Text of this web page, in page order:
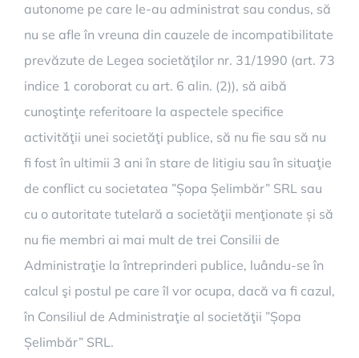
autonome pe care le-au administrat sau condus, să
nu se afle în vreuna din cauzele de incompatibilitate
prevăzute de Legea societăţilor nr. 31/1990 (art. 73
indice 1 coroborat cu art. 6 alin. (2)), să aibă
cunoştinţe referitoare la aspectele specifice
activităţii unei societăţi publice, să nu fie sau să nu
fi fost în ultimii 3 ani în stare de litigiu sau în situaţie
de conflict cu societatea ”Șopa Șelimbăr” SRL sau
cu o autoritate tutelară a societăţii menţionate și să
nu fie membri ai mai mult de trei Consilii de
Administraţie la întreprinderi publice, luându-se în
calcul şi postul pe care îl vor ocupa, dacă va fi cazul,
în Consiliul de Administraţie al societăţii ”Șopa
Șelimbăr” SRL.